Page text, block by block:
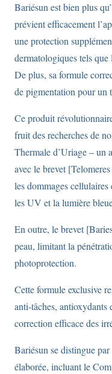
Bariésun est bien plus
prévient efficacement
une protection
dermatologiques tels
De plus, sa formule
de pigmentation pour un
Ce produit
fruit des recherches de
Thermale d’Uriage – un
avec le brevet
les dommages
les UV et la lumière
En outre, le brevet
peau, limitant la
photoprotection.
Cette formule exclusive
anti-tâches, antioxydants
correction efficace des
Bariésun se distingue
élaborée, incluant le